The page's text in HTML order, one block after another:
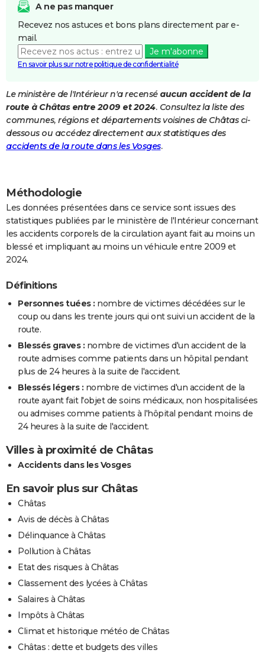
Destinations
City break
Voyage nature
Voyage de noces
Forum
Climat
PHOTO
GUIDES D'ACHAT
BONS PLANS
Carte de Noël
Carte Bonne année
Carte Saint-Valentin
Carte Pâques
Carte d'anniversaire
DICTIONNAIRE
Dictionnaire
Biographies
Citations
Expressions
Proverbes
PROGRAMME TV
FORUM
Bricolage
Television
A ne pas manquer
Recevez nos astuces et bons plans directement par e-
mail.
Je m'abonne
En savoir plus sur notre politique de confidentialité
Le ministère de l'Intérieur n'a recensé aucun accident de la
route à Châtas entre 2009 et 2024. Consultez la liste des
communes, régions et départements voisines de Châtas ci-
dessous ou accédez directement aux statistiques des
accidents de la route dans les Vosges.
Méthodologie
Les données présentées dans ce service sont issues des
statistiques publiées par le ministère de l'Intérieur concernant
les accidents corporels de la circulation ayant fait au moins un
blessé et impliquant au moins un véhicule entre 2009 et
2024.
Définitions
Personnes tuées : nombre de victimes décédées sur le
coup ou dans les trente jours qui ont suivi un accident de la
route.
Blessés graves : nombre de victimes d'un accident de la
route admises comme patients dans un hôpital pendant
plus de 24 heures à la suite de l'accident.
Blessés légers : nombre de victimes d'un accident de la
route ayant fait l'objet de soins médicaux, non hospitalisées
ou admises comme patients à l'hôpital pendant moins de
24 heures à la suite de l'accident.
Villes à proximité de Châtas
Accidents dans les Vosges
En savoir plus sur Châtas
Châtas
Avis de décès à Châtas
Délinquance à Châtas
Pollution à Châtas
Etat des risques à Châtas
Classement des lycées à Châtas
Salaires à Châtas
Impôts à Châtas
Climat et historique météo de Châtas
Châtas : dette et budgets des villes